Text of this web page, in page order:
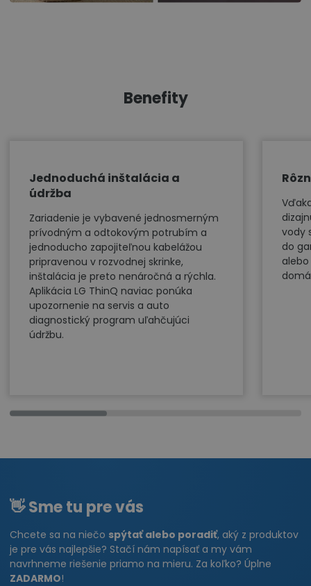
Benefity
Jednoduchá inštalácia a
údržba
Zariadenie je vybavené jednosmerným
prívodným a odtokovým potrubím a
jednoducho zapojiteľnou kabelážou
pripravenou v rozvodnej skrinke,
inštalácia je preto nenáročná a rýchla.
Aplikácia LG ThinQ naviac ponúka
upozornenie na servis a auto
diagnostický program uľahčujúci
údržbu.
vody
do
👋 Sme tu pre vás
Chcete sa na niečo spýtať alebo poradiť, aký z produktov
je pre vás najlepšie? Stačí nám napísať a my vám
navrhneme riešenie priamo na mieru. Za koľko? Úplne
ZADARMO!